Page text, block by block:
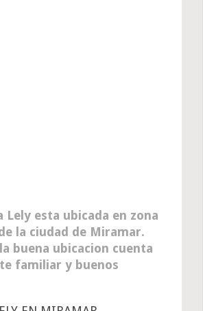
Lely esta ubicada en zona
la ciudad de Miramar.
buena ubicacion cuenta
familiar y buenos